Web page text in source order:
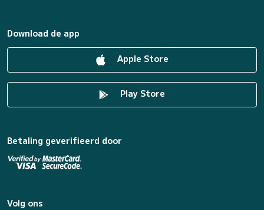
Download de app
Apple Store
Play Store
Betaling geverifieerd door
Volg ons